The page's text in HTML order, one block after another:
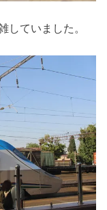
していました。